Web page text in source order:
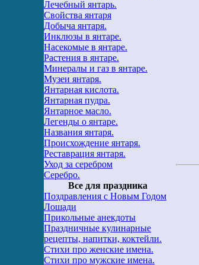
Лечебный янтарь.
Свойства янтаря
Добыча янтаря.
Инклюзы в янтаре.
Насекомые в янтаре.
Растения в янтаре.
Минералы и газ в янтаре.
Музеи янтаря.
Янтарная кислота.
Янтарная пудра.
Янтарное масло.
Легенды о янтаре.
Названия янтаря.
Происхождение янтаря.
Реставрация янтаря.
Уход за серебром
Серебро.
Все для праздника
Поздравления с Новым Годом
Лошади
Прикольные анекдоты
Праздничные кулинарные
рецепты, напитки, коктейли.
Стихи про женские имена.
Стихи про мужские имена.